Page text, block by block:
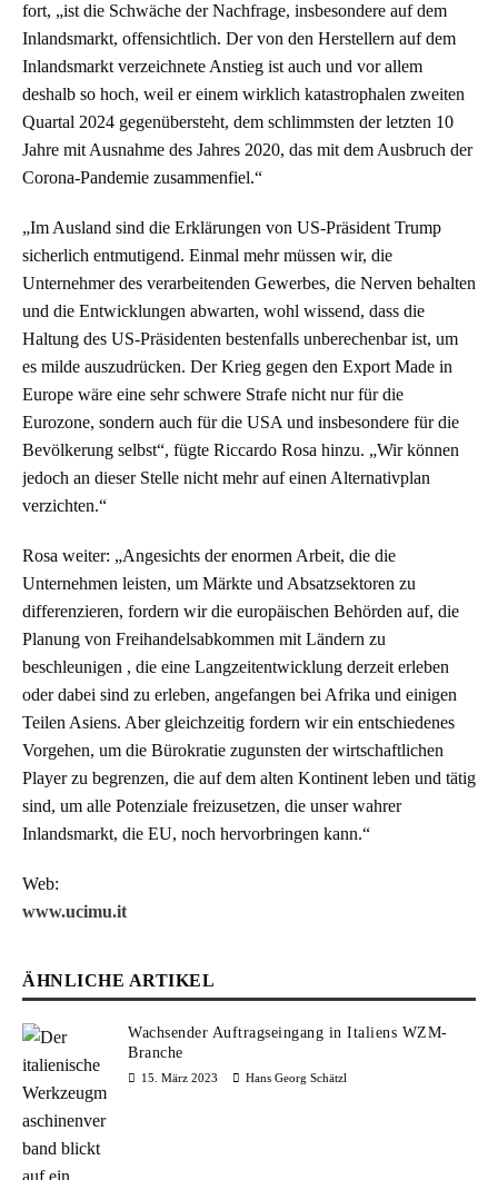
fort, „ist die Schwäche der Nachfrage, insbesondere auf dem
Inlandsmarkt, offensichtlich. Der von den Herstellern auf dem
Inlandsmarkt verzeichnete Anstieg ist auch und vor allem
deshalb so hoch, weil er einem wirklich katastrophalen zweiten
Quartal 2024 gegenübersteht, dem schlimmsten der letzten 10
Jahre mit Ausnahme des Jahres 2020, das mit dem Ausbruch der
Corona-Pandemie zusammenfiel.“
„Im Ausland sind die Erklärungen von US-Präsident Trump
sicherlich entmutigend. Einmal mehr müssen wir, die
Unternehmer des verarbeitenden Gewerbes, die Nerven behalten
und die Entwicklungen abwarten, wohl wissend, dass die
Haltung des US-Präsidenten bestenfalls unberechenbar ist, um
es milde auszudrücken. Der Krieg gegen den Export Made in
Europe wäre eine sehr schwere Strafe nicht nur für die
Eurozone, sondern auch für die USA und insbesondere für die
Bevölkerung selbst“, fügte Riccardo Rosa hinzu. „Wir können
jedoch an dieser Stelle nicht mehr auf einen Alternativplan
verzichten.“
Rosa weiter: „Angesichts der enormen Arbeit, die die
Unternehmen leisten, um Märkte und Absatzsektoren zu
differenzieren, fordern wir die europäischen Behörden auf, die
Planung von Freihandelsabkommen mit Ländern zu
beschleunigen , die eine Langzeitentwicklung derzeit erleben
oder dabei sind zu erleben, angefangen bei Afrika und einigen
Teilen Asiens. Aber gleichzeitig fordern wir ein entschiedenes
Vorgehen, um die Bürokratie zugunsten der wirtschaftlichen
Player zu begrenzen, die auf dem alten Kontinent leben und tätig
sind, um alle Potenziale freizusetzen, die unser wahrer
Inlandsmarkt, die EU, noch hervorbringen kann.“
Web:
www.ucimu.it
ÄHNLICHE ARTIKEL
Wachsender Auftragseingang in Italiens WZM-
Branche
15. März 2023 Hans Georg Schätzl